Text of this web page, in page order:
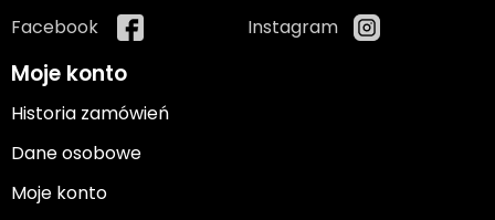
Facebook Instagram
Moje konto
Historia zamówień
Dane osobowe
Moje konto